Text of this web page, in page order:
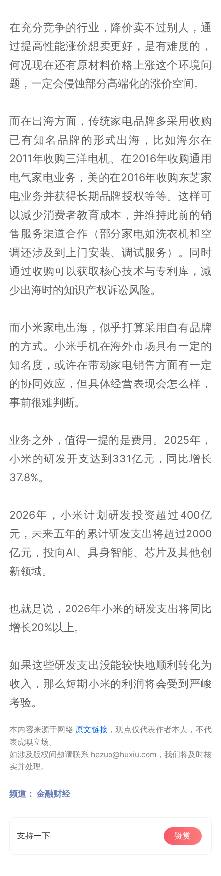
在充分竞争的行业，降价卖不过别人，通
过提高性能涨价想卖更好，是有难度的，
何况现在还有原材料价格上涨这个环境问
题，一定会侵蚀部分高端化的涨价空间。
而在出海方面，传统家电品牌多采用收购
已有知名品牌的形式出海，比如海尔在
2011年收购三洋电机、在2016年收购通用
电气家电业务，美的在2016年收购东芝家
电业务并获得长期品牌授权等等。这样可
以减少消费者教育成本，并维持此前的销
售服务渠道合作（部分家电如洗衣机和空
调还涉及到上门安装、调试服务）。同时
通过收购可以获取核心技术与专利库，减
少出海时的知识产权诉讼风险。
而小米家电出海，似乎打算采用自有品牌
的方式。小米手机在海外市场具有一定的
知名度，或许在带动家电销售方面有一定
的协同效应，但具体经营表现会怎么样，
事前很难判断。
业务之外，值得一提的是费用。2025年，
小米的研发开支达到331亿元，同比增长
37.8%。
2026年，小米计划研发投资超过400亿
元，未来五年的累计研发支出将超过2000
亿元，投向AI、具身智能、芯片及其他创
新领域。
也就是说，2026年小米的研发支出将同比
增长20%以上。
如果这些研发支出没能较快地顺利转化为
收入，那么短期小米的利润将会受到严峻
考验。
本内容来源于网络 原文链接 ，观点仅代表作者本人，不代
表虎嗅立场。
如涉及版权问题请联系 hezuo@huxiu.com，我们将及时核
实并处理。
频道： 金融财经
支持一下 赞赏